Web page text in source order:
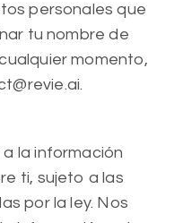
personales que
tu nombre de
momento,
la información
ti, sujeto a las
por la ley. Nos